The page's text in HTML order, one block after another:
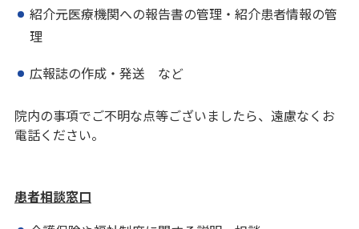
紹介元医療機関への報告書の管理・紹介患者情報の管
理
広報誌の作成・発送 など
院内の事項でご不明な点等ございましたら、遠慮なくお
電話ください。
患者相談窓口